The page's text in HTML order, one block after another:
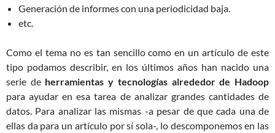
Generación de informes con una periodicidad baja.
etc.
Como el tema no es tan sencillo como en un artículo de este
tipo podamos describir, en los últimos años han nacido una
serie de herramientas y tecnologías alrededor de Hadoop
para ayudar en esa tarea de analizar grandes cantidades de
datos. Para analizar las mismas -a pesar de que cada una de
ellas da para un artículo por sí sola-, lo descomponemos en las